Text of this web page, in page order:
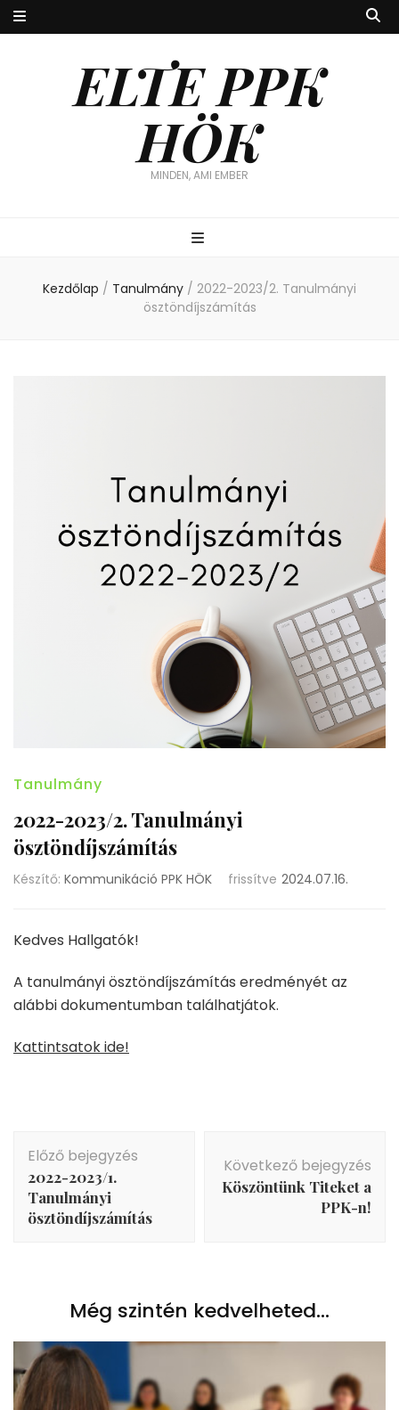
ELTE PPK
HÖK
MINDEN, AMI EMBER
Kezdőlap / Tanulmány / 2022-2023/2. Tanulmányi
ösztöndíjszámítás
Tanulmány
2022-2023/2. Tanulmányi
ösztöndíjszámítás
Készítő: Kommunikáció PPK HÖK frissítve 2024.07.16.
Kedves Hallgatók!
A tanulmányi ösztöndíjszámítás eredményét az
alábbi dokumentumban találhatjátok.
Kattintsatok ide!
Bejegyzés
navigáció
Előző bejegyzés
2022-2023/1.
Tanulmányi
ösztöndíjszámítás
Következő bejegyzés
Köszöntünk Titeket a
PPK-n!
Még szintén kedvelheted...